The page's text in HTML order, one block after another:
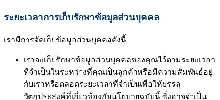
ระยะเวลาการเก็บรักษาข้อมูลส่วนบุคคล
เรามีการจัดเก็บข้อมูลส่วนบุคคลดังนี้
เราจะเก็บรักษาข้อมูลส่วนบุคคลของคุณไว้ตามระยะเวลา
ที่จำเป็นในระหว่างที่คุณเป็นลูกค้าหรือมีความสัมพันธ์อยู่
กับเราหรือตลอดระยะเวลาที่จำเป็นเพื่อให้บรรลุ
วัตถุประสงค์ที่เกี่ยวข้องกับนโยบายฉบับนี้ ซึ่งอาจจำเป็น